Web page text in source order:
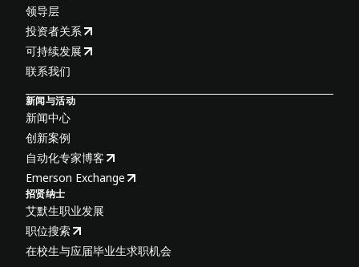
领导层
投资者关系
可持续发展
联系我们
新闻与活动
新闻中心
创新案例
自动化专家博客
Emerson Exchange
招贤纳士
艾默生职业发展
职位搜索
在校生与应届毕业生求职机会